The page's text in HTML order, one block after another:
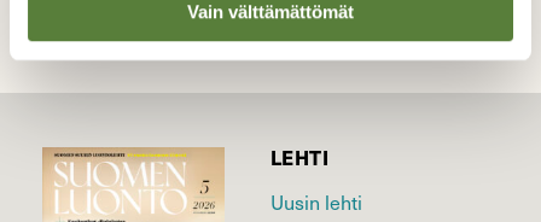
Vain välttämättömät
LEHTI
Uusin lehti